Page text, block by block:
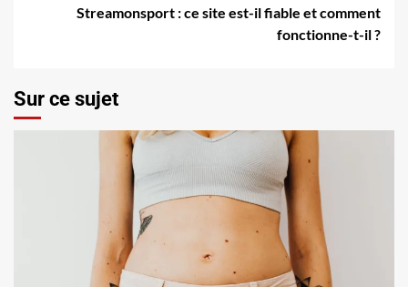
Streamonsport : ce site est-il fiable et comment
fonctionne-t-il ?
Sur ce sujet